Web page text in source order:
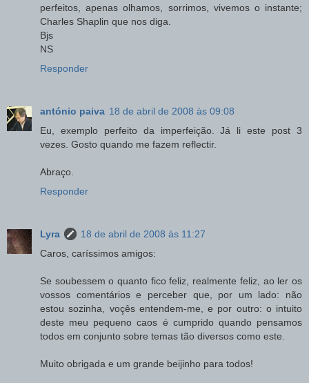
perfeitos, apenas olhamos, sorrimos, vivemos o instante;
Charles Shaplin que nos diga.
Bjs
NS
Responder
antónio paiva 18 de abril de 2008 às 09:08
Eu, exemplo perfeito da imperfeição. Já li este post 3
vezes. Gosto quando me fazem reflectir.
Abraço.
Responder
Lyra
18 de abril de 2008 às 11:27
Caros, caríssimos amigos:
Se soubessem o quanto fico feliz, realmente feliz, ao ler os
vossos comentários e perceber que, por um lado: não
estou sozinha, voçês entendem-me, e por outro: o intuito
deste meu pequeno caos é cumprido quando pensamos
todos em conjunto sobre temas tão diversos como este.
Muito obrigada e um grande beijinho para todos!